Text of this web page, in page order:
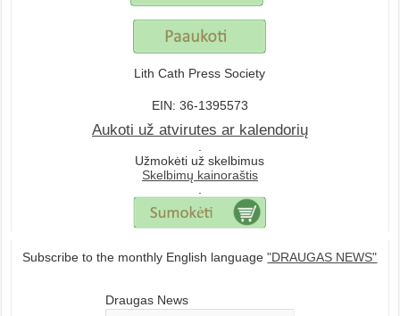
Lith Cath Press Society
EIN: 36-1395573
Aukoti už atvirutes ar kalendorių
Užmokėti už skelbimus
Skelbimų kainoraštis
Subscribe to the monthly English language"DRAUGAS NEWS"
Draugas News